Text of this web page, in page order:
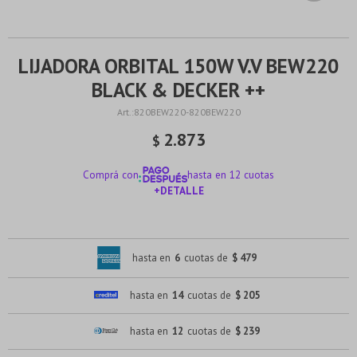
LIJADORA ORBITAL 150W V.V BEW220
BLACK & DECKER ++
820BEW220-820BEW220
$ 2.873
Comprá con
hasta en 12 cuotas
+DETALLE
hasta en 6 cuotas de $ 479
hasta en 14 cuotas de $ 205
hasta en 12 cuotas de $ 239